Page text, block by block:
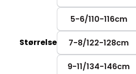
Størrelse
5-6/110-116cm
7-8/122-128cm
9-11/134-146cm